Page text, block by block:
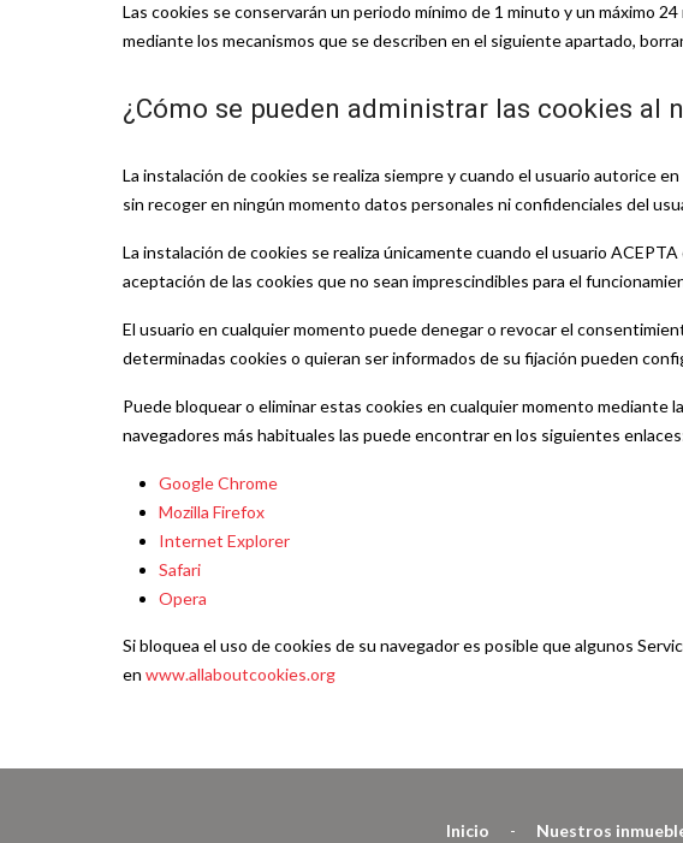
Las cookies se conservarán un periodo mínimo de 1 minuto y un máximo
mediante los mecanismos que se describen en el siguiente apartado,
¿Cómo se pueden administrar las cookies al
La instalación de cookies se realiza siempre y cuando el usuario autorice
sin recoger en ningún momento datos personales ni confidenciales del
La instalación de cookies se realiza únicamente cuando el usuario
aceptación de las cookies que no sean imprescindibles para el
El usuario en cualquier momento puede denegar o revocar el
determinadas cookies o quieran ser informados de su fijación pueden
Puede bloquear o eliminar estas cookies en cualquier momento mediante
navegadores más habituales las puede encontrar en los siguientes
Google Chrome
Mozilla Firefox
Internet Explorer
Safari
Opera
Si bloquea el uso de cookies de su navegador es posible que algunos
en www.allaboutcookies.org
Inicio - Nuestros